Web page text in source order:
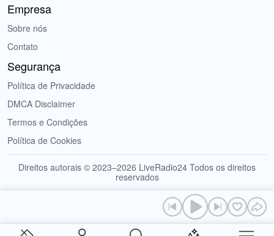
Empresa
Sobre nós
Contato
Segurança
Política de Privacidade
DMCA Disclaimer
Termos e Condições
Política de Cookies
Direitos autorais © 2023–2026 LiveRadio24 Todos os direitos
reservados